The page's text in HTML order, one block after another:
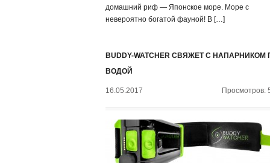
домашний риф — Японское море. Море с
невероятно богатой фауной! В […]
BUDDY-WATCHER СВЯЖЕТ С НАПАРНИКОМ
ВОДОЙ
16.05.2017 Просмотров: